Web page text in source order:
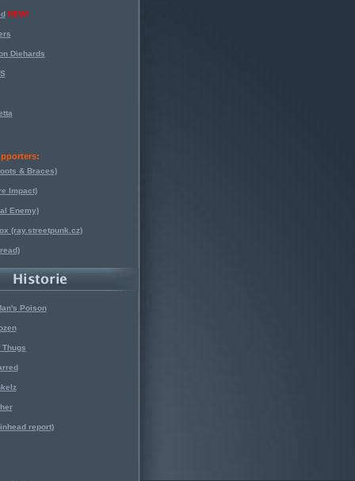
NEW!
Diehards
& Braces)
Impact)
Enemy)
(ray.streetpunk.cz)
Poison
Thugs
report)